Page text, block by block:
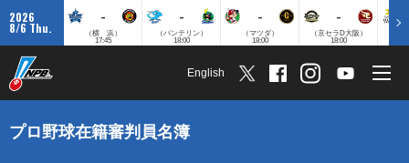
2026
8/6 Thu.
-
（横 浜）
17:45
-
（バンテリン）
18:00
-
（マツダ）
18:00
-
（京セラD大阪）
18:00
English
プロ野球在籍審判員名簿